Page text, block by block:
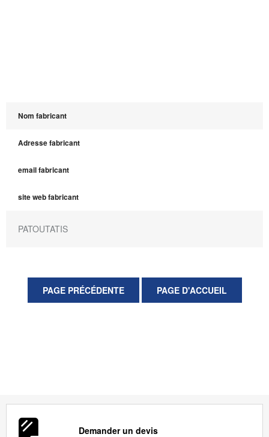
Nom fabricant
Adresse fabricant
email fabricant
site web fabricant
PATOUTATIS
Demander un devis